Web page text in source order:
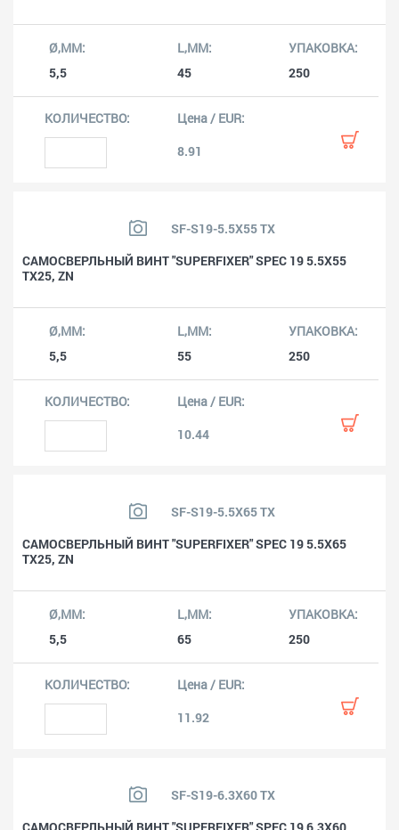
5,5 45 250
8.91
SF-S19-5.5X55 TX
САМОСВЕРЛЬНЫЙ ВИНТ "SUPERFIXER" SPEC 19 5.5X55
TX25, ZN
5,5 55 250
10.44
SF-S19-5.5X65 TX
САМОСВЕРЛЬНЫЙ ВИНТ "SUPERFIXER" SPEC 19 5.5X65
TX25, ZN
5,5 65 250
11.92
SF-S19-6.3X60 TX